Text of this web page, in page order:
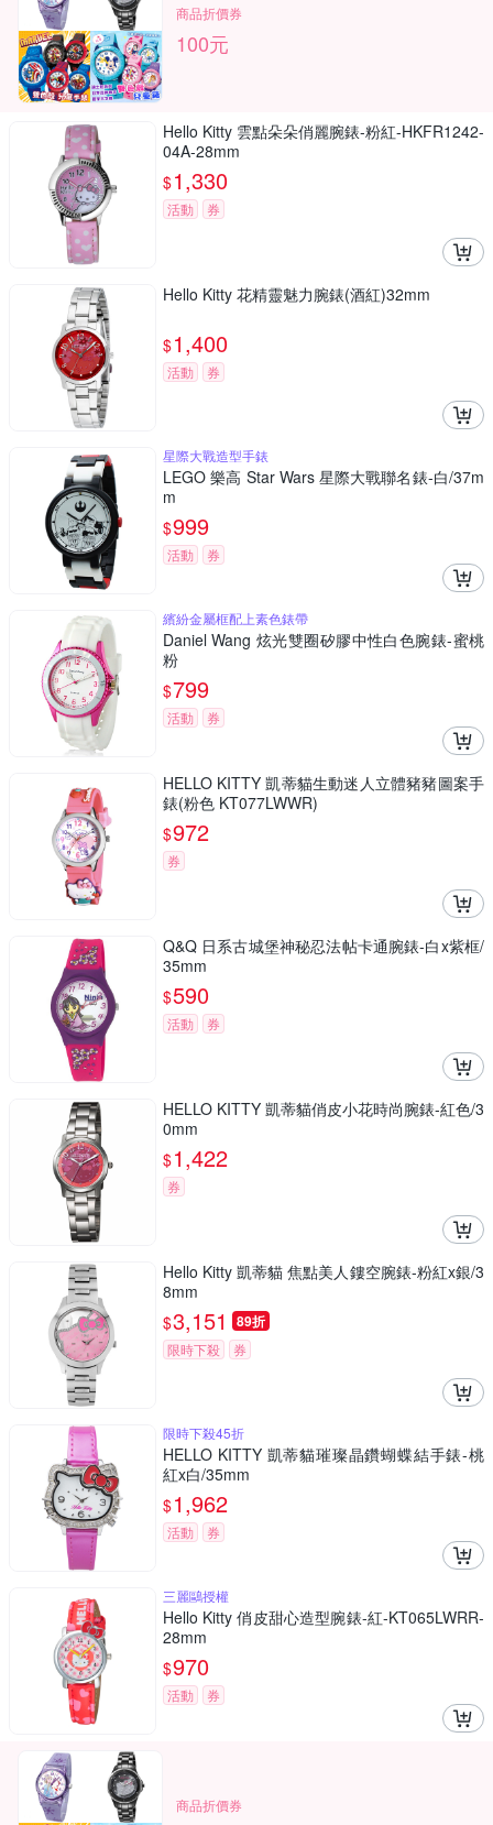
商品折價券
100元
Hello Kitty 雲點朵朵俏麗腕錶-粉紅-HKFR1242-
04A-28mm
$1,330
活動 券
Hello Kitty 花精靈魅力腕錶(酒紅)32mm
$1,400
活動 券
星際大戰造型手錶
LEGO 樂高 Star Wars 星際大戰聯名錶-白/37m
m
$999
活動 券
繽紛金屬框配上素色錶帶
Daniel Wang 炫光雙圈矽膠中性白色腕錶-蜜桃
粉
$799
活動 券
HELLO KITTY 凱蒂貓生動迷人立體豬豬圖案手
錶(粉色 KT077LWWR)
$972
券
Q&Q 日系古城堡神秘忍法帖卡通腕錶-白x紫框/
35mm
$590
活動 券
HELLO KITTY 凱蒂貓俏皮小花時尚腕錶-紅色/3
0mm
$1,422
券
Hello Kitty 凱蒂貓 焦點美人鏤空腕錶-粉紅x銀/3
8mm
$3,151 89折
限時下殺 券
限時下殺45折
HELLO KITTY 凱蒂貓璀璨晶鑽蝴蝶結手錶-桃
紅x白/35mm
$1,962
活動 券
三麗鷗授權
Hello Kitty 俏皮甜心造型腕錶-紅-KT065LWRR-
28mm
$970
活動 券
商品折價券